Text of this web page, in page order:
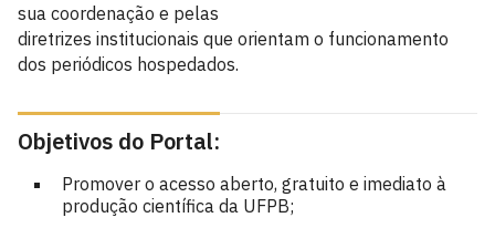
sua coordenação e pelas
diretrizes institucionais que orientam o funcionamento
dos periódicos hospedados.
Objetivos do Portal:
Promover o acesso aberto, gratuito e imediato à
produção científica da UFPB;